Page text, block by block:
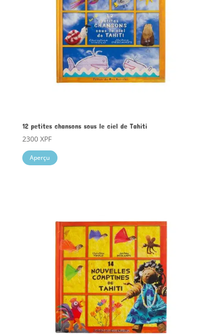
12 petites chansons sous le ciel de Tahiti
2300 XPF
Aperçu